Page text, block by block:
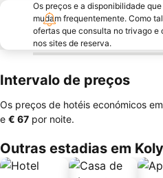
Os preços e a disponibilidade
mudam frequentemente. Como
ofertas que consulta no trivago e
nos sites de reserva.
Intervalo de preços
Os preços de hotéis económicos
e ‎€ 67 por noite.
Outras estadias em